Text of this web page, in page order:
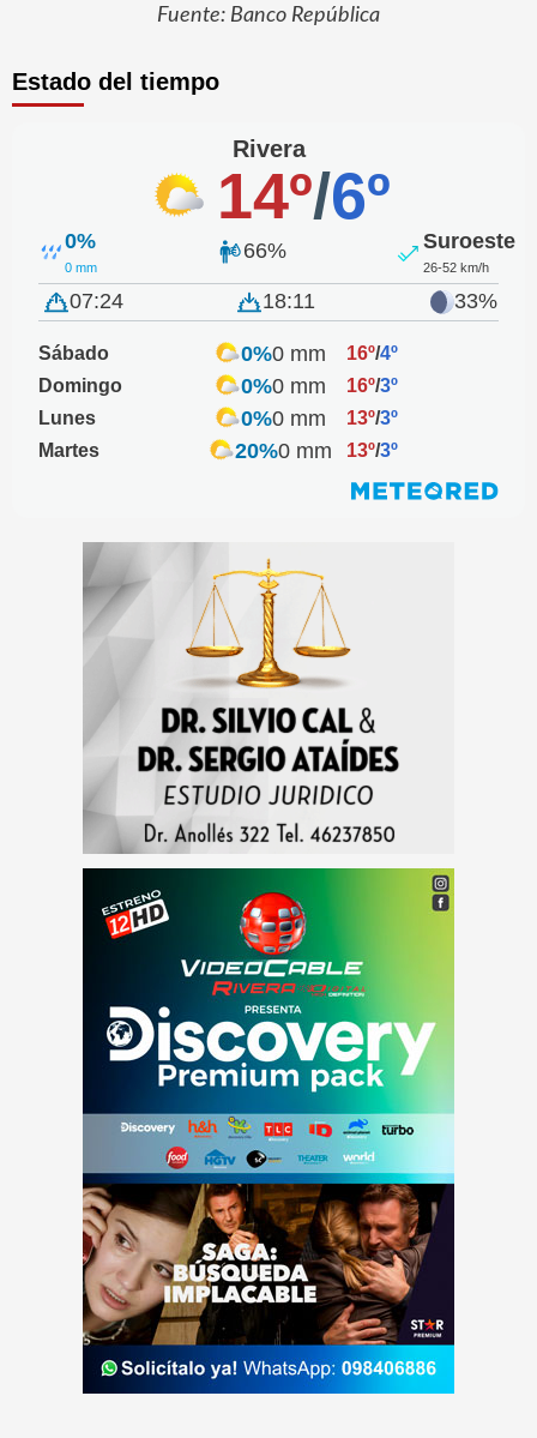
Fuente: Banco República
Estado del tiempo
Rivera
14º/6º
0%
0 mm
66% Suroeste
26-52 km/h
07:24 18:11 33%
Sábado 0%0 mm 16º/4º
Domingo
0%0 mm 16º/3º
Lunes
0%0 mm 13º/3º
Martes
20%0 mm 13º/3º